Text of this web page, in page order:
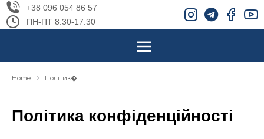
+38 096 054 86 57
ПН-ПТ 8:30-17:30
Політика конфіденційності
You are here:
Home Політик�…